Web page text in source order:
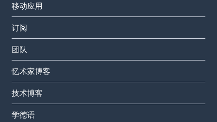
移动应用
订阅
团队
忆术家博客
技术博客
学德语